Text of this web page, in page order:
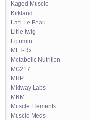
Kaged Muscle
Kirkland
Laci Le Beau
Little twig
Lotrimin
MET-Rx
Metabolic Nutrition
MG217
MHP
Midway Labs
MRM
Muscle Elements
Muscle Meds